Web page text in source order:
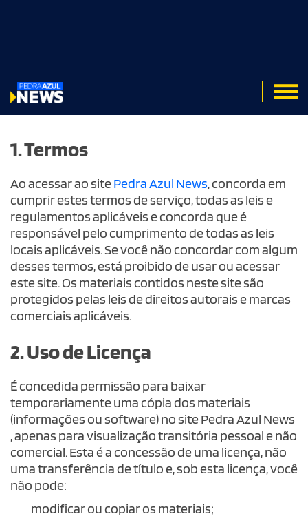
DireitoDomingos MartinsEconomiaEditorialEducação
1. Termos
Ao acessar ao sitePedra Azul News, concorda em
cumprir estes termos de serviço, todas as leis e
regulamentos aplicáveis e concorda que é
responsável pelo cumprimento de todas as leis
locais aplicáveis. Se você não concordar com algum
desses termos, está proibido de usar ou acessar
este site. Os materiais contidos neste site são
protegidos pelas leis de direitos autorais e marcas
comerciais aplicáveis.
2. Uso de Licença
É concedida permissão para baixar
temporariamente uma cópia dos materiais
(informações ou software) no site Pedra Azul News
, apenas para visualização transitória pessoal e não
comercial. Esta é a concessão de uma licença, não
uma transferência de título e, sob esta licença, você
não pode:
modificar ou copiar os materiais;